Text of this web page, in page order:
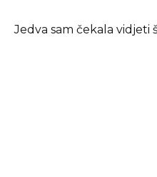
Jedva sam čekala vidjeti